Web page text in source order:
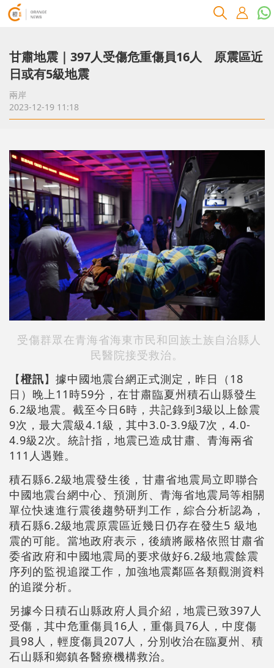
甘肅地震｜397人受傷危重傷員16人 原震區近
日或有5級地震
兩岸
2023-12-19 11:18
受傷群眾在青海省海東市民和回族土族自治縣人
民醫院接受救治。
【橙訊】據中國地震台網正式測定，昨日（18
日）晚上11時59分，在甘肅臨夏州積石山縣發生
6.2級地震。截至今日6時，共記錄到3級以上餘震
9次，最大震級4.1級，其中3.0-3.9級7次，4.0-
4.9級2次。統計指，地震已造成甘肅、青海兩省
111人遇難。
積石縣6.2級地震發生後，甘肅省地震局立即聯合
中國地震台網中心、預測所、青海省地震局等相關
單位快速進行震後趨勢研判工作，綜合分析認為，
積石縣6.2級地震原震區近幾日仍存在發生5 級地
震的可能。當地政府表示，後續將嚴格依照甘肅省
委省政府和中國地震局的要求做好6.2級地震餘震
序列的監視追蹤工作，加強地震鄰區各類觀測資料
的追蹤分析。
另據今日積石山縣政府人員介紹，地震已致397人
受傷，其中危重傷員16人，重傷員76人，中度傷
員98人，輕度傷員207人，分別收治在臨夏州、積
石山縣和鄉鎮各醫療機構救治。